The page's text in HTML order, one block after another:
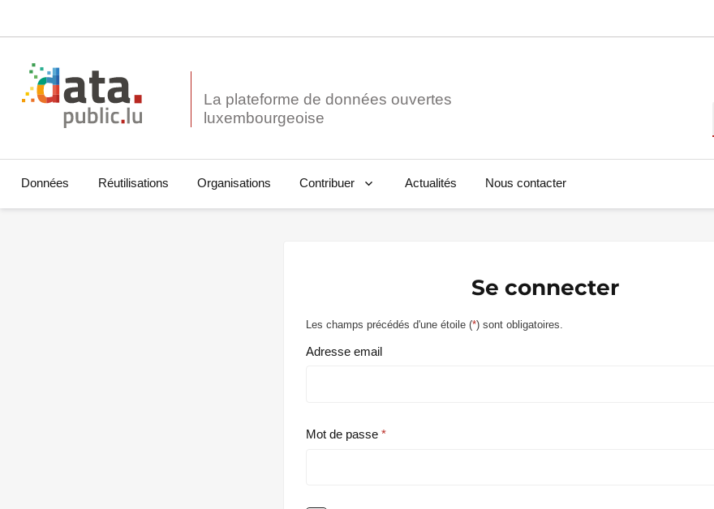
La plateforme de données ouvertes
Données Réutilisations Organisations Contribuer Actualités Nous contacter
Se connecter
Les champs précédés d'une étoile (*) sont obligatoires.
Adresse email
Mot de passe